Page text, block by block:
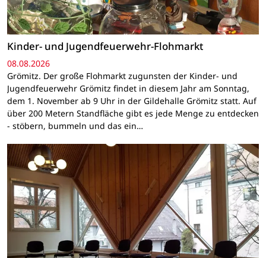
Kinder- und Jugendfeuerwehr-Flohmarkt
08.08.2026
Grömitz. Der große Flohmarkt zugunsten der Kinder- und
Jugendfeuerwehr Grömitz findet in diesem Jahr am Sonntag,
dem 1. November ab 9 Uhr in der Gildehalle Grömitz statt. Auf
über 200 Metern Standfläche gibt es jede Menge zu entdecken
- stöbern, bummeln und das ein…